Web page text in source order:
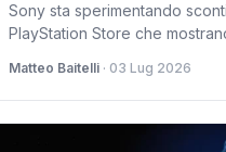
Sony sta sperimentando
PlayStation Store che
trasparenza e potrebbe
significative sul mercato dei
Matteo Baitelli· 03 Lug 2026